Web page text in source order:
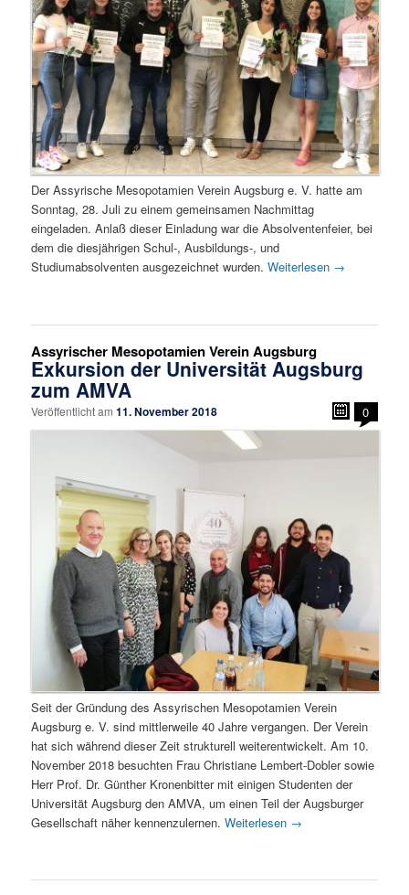
Der Assyrische Mesopotamien Verein Augsburg e. V. hatte am
Sonntag, 28. Juli zu einem gemeinsamen Nachmittag
eingeladen. Anlaß dieser Einladung war die Absolventenfeier, bei
dem die diesjährigen Schul-, Ausbildungs-, und
Studiumabsolventen ausgezeichnet wurden.Weiterlesen →
Assyrischer Mesopotamien Verein Augsburg
Exkursion der Universität Augsburg
zum AMVA
Veröffentlicht am11. November 2018 0
Seit der Gründung des Assyrischen Mesopotamien Verein
Augsburg e. V. sind mittlerweile 40 Jahre vergangen. Der Verein
hat sich während dieser Zeit strukturell weiterentwickelt. Am 10.
November 2018 besuchten Frau Christiane Lembert-Dobler sowie
Herr Prof. Dr. Günther Kronenbitter mit einigen Studenten der
Universität Augsburg den AMVA, um einen Teil der Augsburger
Gesellschaft näher kennenzulernen.Weiterlesen →